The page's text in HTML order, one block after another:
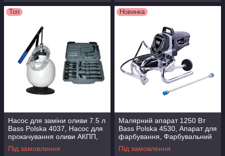
Топ
Насос для заміни оливи 7.5 л
Bass Polska 4037, Насос для
прокачування оливи АКПП,
Помпа для заміни оливи КПП
Під замовлення
Новинка
Малярний апарат 1250 Вт
Bass Polska 4530, Апарат для
фарбування, Фарбувальний
агрегат, Апарат для
фарбування стін
Під замовлення